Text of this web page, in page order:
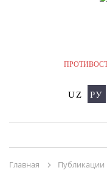
БАЗЫ ДАННЫХ
ОНЛАЙН-
ПУБЛИКАЦИИ
UZ РУ
Главная Публикации